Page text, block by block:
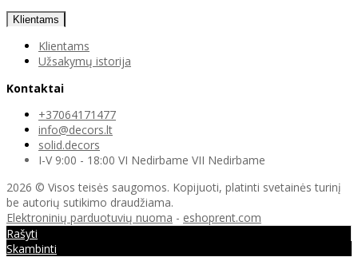
Klientams
Klientams
Užsakymų istorija
Kontaktai
+37064171477
info@decors.lt
solid.decors
I-V 9:00 - 18:00 VI Nedirbame VII Nedirbame
2026 © Visos teisės saugomos. Kopijuoti, platinti svetainės turinį
be autorių sutikimo draudžiama.
Elektroninių parduotuvių nuoma - eshoprent.com
Rašyti
Skambinti